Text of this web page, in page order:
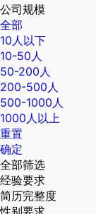
公司规模
全部
10人以下
10-50人
50-200人
200-500人
500-1000人
1000人以上
重置
确定
全部筛选
经验要求
简历完整度